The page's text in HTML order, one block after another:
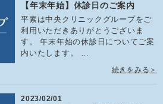
【年末年始】休診日のご案内
平素は中央クリニックグループをご
利用いただきありがとうございま
す。 年末年始の休診日についてご案
内いたします。 …
続きをみる＞
2023/02/01